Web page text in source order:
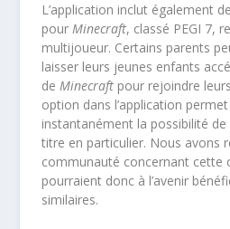
L’application inclut également
pourMinecraft, classé PEGI 7,
multijoueur. Certains parents
laisser leurs jeunes enfants
deMinecraft pour rejoindre
option dans l’application
instantanément la possibilité
titre en particulier. Nous avons
communauté concernant cette
pourraient donc à l’avenir
similaires.